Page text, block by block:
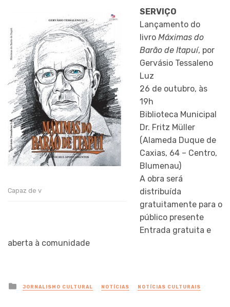
Capaz de v
SERVIÇO
Lançamento do
livro Máximas do
Barão de Itapuí, por
Gervásio Tessaleno
Luz
26 de outubro, às
19h
Biblioteca Municipal
Dr. Fritz Müller
(Alameda Duque de
Caxias, 64 – Centro,
Blumenau)
A obra será
distribuída
gratuitamente para o
público presente
Entrada gratuita e
aberta à comunidade
Posted
in
JORNALISMO CULTURAL NOTÍCIAS NOTÍCIAS CULTURAIS